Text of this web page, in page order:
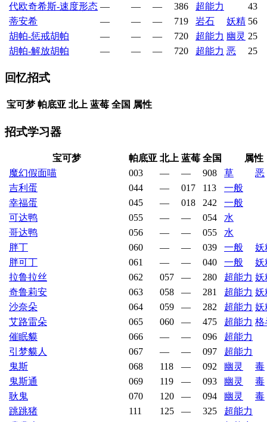
代欧奇希斯-速度形态 — — — 386 超能力
43
蒂安希
— — — 719 岩石 妖精 56
胡帕-惩戒胡帕
— — — 720 超能力 幽灵 25
胡帕-解放胡帕
— — — 720 超能力 恶 25
回忆招式
宝可梦 帕底亚 北上 蓝莓 全国 属性
招式学习器
宝可梦 帕底亚 北上 蓝莓 全国
属性
魔幻假面喵
003 — — 908 草
恶
吉利蛋
044 — 017 113
一般
幸福蛋
045 — 018 242
一般
可达鸭
055 — — 054
水
哥达鸭
056 — — 055
水
胖丁
060 — — 039 一般
妖
胖可丁
061 — — 040 一般
妖
拉鲁拉丝
062 057 — 280 超能力 妖
奇鲁莉安
063 058 — 281 超能力 妖
沙奈朵
064 059 — 282 超能力 妖
艾路雷朵
065 060 — 475 超能力 格
催眠貘
066 — — 096
超能力
引梦貘人
067 — — 097
超能力
鬼斯
068 118 — 092 幽灵
毒
鬼斯通
069 119 — 093 幽灵
毒
耿鬼
070 120 — 094 幽灵
毒
跳跳猪
111 125 — 325
超能力